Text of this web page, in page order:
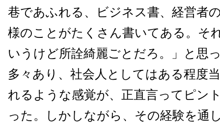
巷であふれる、ビジネス書、経営者
様のことがたくさん書いてある。そ
いうけど所詮綺麗ごとだろ。」と思
多々あり、社会人としてはある程度
れるような感覚が、正直言ってピン
った。しかしながら、その経験を通